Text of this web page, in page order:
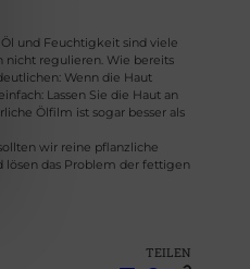
und Feuchtigkeit sind viele
nicht regulieren. Wie bereits
Wenn die Haut
Lassen Sie die Haut an
Ölfilm ist sogar besser als
wir reine pflanzliche
lösen das Problem der fettigen
TEILEN